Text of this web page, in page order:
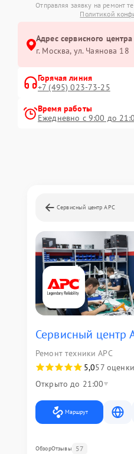
Отправляя заявку на ремонт
Политикой
Адрес сервисного
г. Москва, ул. Чаянова 18
Горячая линия
+7 (495) 023-73-25
Время работы
Ежедневно с 9:00 до
Сервисный центр APC
Сервисный центр
Ремонт техники APC
5,057 оценки
Открыто до 21:00
Маршрут
ОбзорОтзывы 57